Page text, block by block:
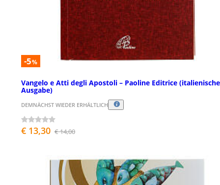
-5%
Vangelo e Atti degli Apostoli – Paoline Editrice (italienische
Ausgabe)
DEMNÄCHST WIEDER ERHÄLTLICH
€ 13,30 € 14,00